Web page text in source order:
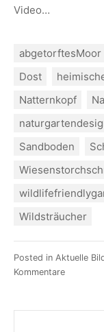
Video…
abgetorftesMoor
Dost
Natternkopf
Sandboden
Wildsträucher
Posted in Aktuelle
Kommentare